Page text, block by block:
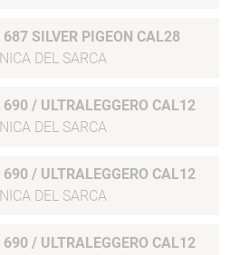
687 SILVER PIGEON CAL28
DEL SARCA
690 / ULTRALEGGERO CAL12
DEL SARCA
690 / ULTRALEGGERO CAL12
DEL SARCA
690 / ULTRALEGGERO CAL12